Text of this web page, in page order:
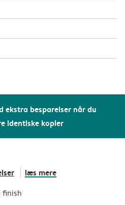
ekstra besparelser når du
identiske kopier
læs mere